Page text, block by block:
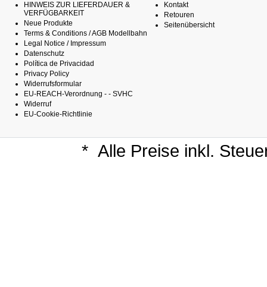
HINWEIS ZUR LIEFERDAUER &
VERFÜGBARKEIT
Neue Produkte
Terms & Conditions / AGB Modellbahn
Legal Notice / Impressum
Datenschutz
Política de Privacidad
Privacy Policy
Widerrufsformular
EU-REACH-Verordnung - - SVHC
Widerruf
EU-Cookie-Richtlinie
Kontakt
Retouren
Seitenübersicht
* Alle Preise inkl.